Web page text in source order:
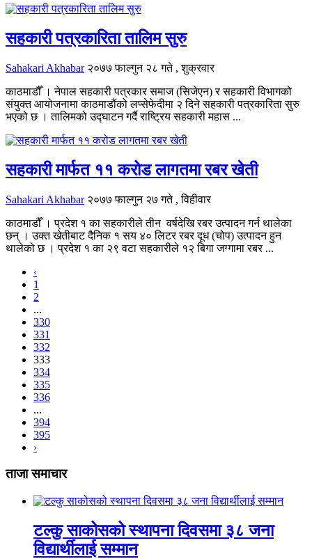
सहकारी पत्रकारिता तालिम सुरु
Sahakari Akhabar २०७७ फाल्गुन २८ गते , शुक्रवार
काठमाडौँ । नेपाल सहकारी पत्रकार समाज (सिजेएन) र सहकारी विभागको
संयुक्त आयोजनामा काठमाडौंको लप्सेफेदीमा २ दिने सहकारी पत्रकारिता सुरु
भएको छ । तालिमको उद्घाटन गर्दै राष्ट्रिय सहकारी महास ...
सहकारी मार्फत ११ करोड लागतमा रबर खेती
Sahakari Akhabar २०७७ फाल्गुन २७ गते , विहीवार
काठमाडौँ । प्रदेश १ का सहकारीले तीन वर्षदेखि रबर उत्पादन गर्न थालेका
छन् । उक्त खेतीबाट दैनिक १ सय ४० लिटर रबर दूध (चोप) उत्पादन हुन
थालेको छ । प्रदेश १ का २९ वटा सहकारीले १२ बिगा जग्गामा रबर ...
‹
1
2
...
330
331
332
333
334
335
336
...
394
395
›
ताजा समाचार
टल्कु साकोसको स्थापना दिवसमा ३८ जना
विद्यार्थीलाई सम्मान